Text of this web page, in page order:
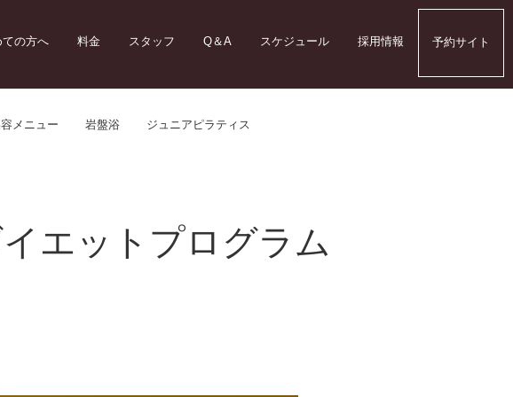
ての方へ 料金 スタッフ Q＆A スケジュール 採用情報 予約サイト
メニュー 岩盤浴 ジュニアピラティス
エットプログラム